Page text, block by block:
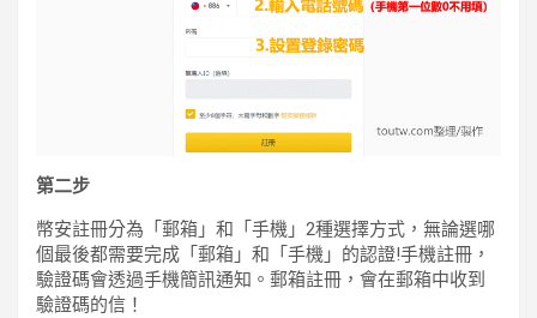
第二步
幣安註冊分為「郵箱」和「手機」2種選擇方式，無論選哪
個最後都需要完成「郵箱」和「手機」的認證!手機註冊，
驗證碼會透過手機簡訊通知。郵箱註冊，會在郵箱中收到
驗證碼的信！